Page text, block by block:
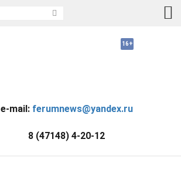
e-mail: ferumnews@yandex.ru
8 (47148) 4-20-12